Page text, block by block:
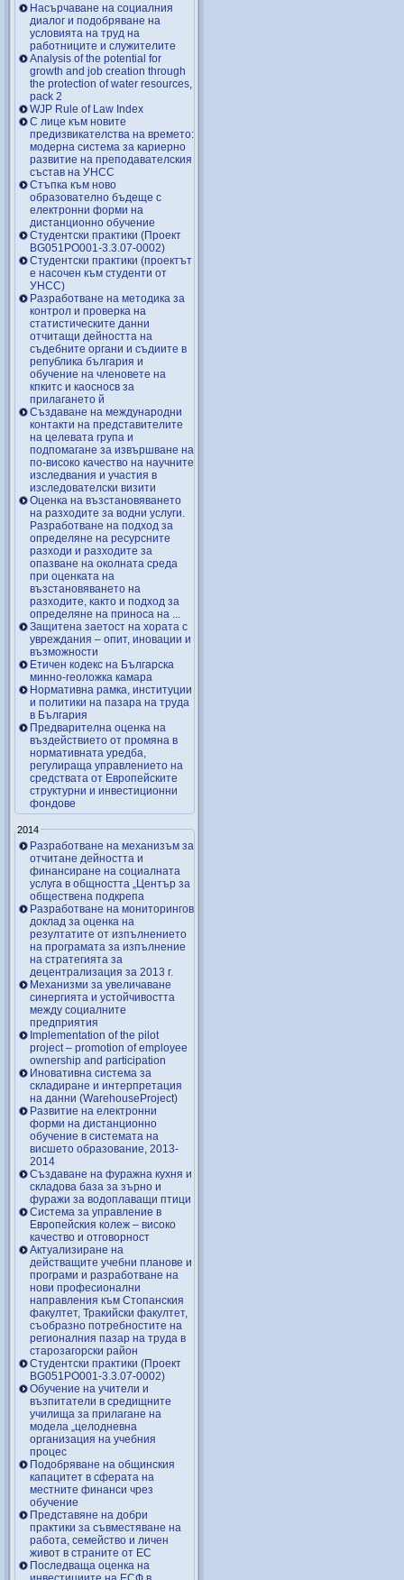
Насърчаване на социалния
диалог и подобряване на
условията на труд на
работниците и служителите
Analysis of the potential for
growth and job creation through
the protection of water resources,
pack 2
WJP Rule of Law Index
С лице към новите
предизвикателства на времето:
модерна система за кариерно
развитие на преподавателския
състав на УНСС
Стъпка към ново
образователно бъдеще с
електронни форми на
дистанционно обучение
Студентски практики (Проект
BG051PO001-3.3.07-0002)
Студентски практики (проектът
е насочен към студенти от
УНСС)
Разработване на методика за
контрол и проверка на
статистическите данни
отчитащи дейността на
съдебните органи и съдиите в
република българия и
обучение на членовете на
кпкитс и каосносв за
прилагането й
Създаване на международни
контакти на представителите
на целевата група и
подпомагане за извършване на
по-високо качество на научните
изследвания и участия в
изследователски визити
Оценка на възстановяването
на разходите за водни услуги.
Разработване на подход за
определяне на ресурсните
разходи и разходите за
опазване на околната среда
при оценката на
възстановяването на
разходите, както и подход за
определяне на приноса на ...
Защитена заетост на хората с
увреждания – опит, иновации и
възможности
Етичен кодекс на Българска
минно-геоложка камара
Нормативна рамка, институции
и политики на пазара на труда
в България
Предварителна оценка на
въздействието от промяна в
нормативната уредба,
регулираща управлението на
средствата от Европейските
структурни и инвестиционни
фондове
2014
Разработване на механизъм за
отчитане дейността и
финансиране на социалната
услуга в общността „Център за
обществена подкрепа
Разработване на мониторингов
доклад за оценка на
резултатите от изпълнението
на програмата за изпълнение
на стратегията за
децентрализация за 2013 г.
Механизми за увеличаване
синергията и устойчивостта
между социалните
предприятия
Implementation of the pilot
project – promotion of employee
ownership and participation
Иновативна система за
складиране и интерпретация
на данни (WarehouseProject)
Развитие на електронни
форми на дистанционно
обучение в системата на
висшето образование, 2013-
2014
Създаване на фуражна кухня и
складова база за зърно и
фуражи за водоплаващи птици
Система за управление в
Европейския колеж – високо
качество и отговорност
Актуализиране на
действащите учебни планове и
програми и разработване на
нови професионални
направления към Стопанския
факултет, Тракийски факултет,
съобразно потребностите на
регионалния пазар на труда в
старозагорски район
Студентски практики (Проект
BG051PO001-3.3.07-0002)
Обучение на учители и
възпитатели в средищните
училища за прилагане на
модела „целодневна
организация на учебния
процес
Подобряване на общинския
капацитет в сферата на
местните финанси чрез
обучение
Представяне на добри
практики за съвместяване на
работа, семейство и личен
живот в страните от ЕС
Последваща оценка на